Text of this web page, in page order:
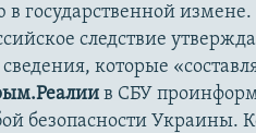
государственной
следствие
которые
в СБУ
безопасности Украины.